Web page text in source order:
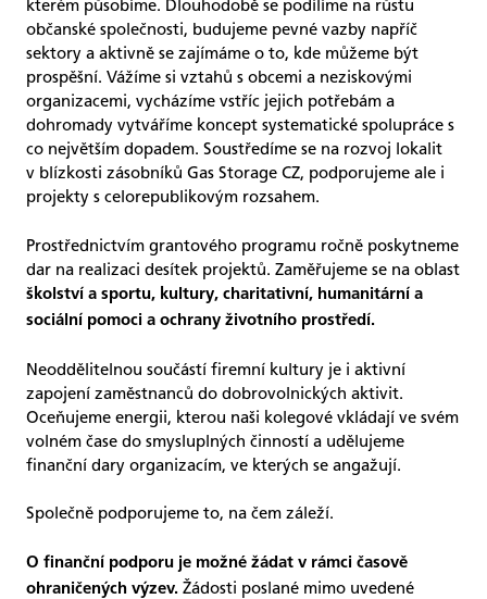
kterém působíme. Dlouhodobě se podílíme na růstu
občanské společnosti, budujeme pevné vazby napříč
sektory a aktivně se zajímáme o to, kde můžeme být
prospěšní. Vážíme si vztahů s obcemi a neziskovými
organizacemi, vycházíme vstříc jejich potřebám a
dohromady vytváříme koncept systematické spolupráce s
co největším dopadem. Soustředíme se na rozvoj lokalit
v blízkosti zásobníků Gas Storage CZ, podporujeme ale i
projekty s celorepublikovým rozsahem.
Prostřednictvím grantového programu ročně poskytneme
dar na realizaci desítek projektů. Zaměřujeme se na oblast
školství a sportu, kultury, charitativní, humanitární a
sociální pomoci a ochrany životního prostředí.
Neoddělitelnou součástí firemní kultury je i aktivní
zapojení zaměstnanců do dobrovolnických aktivit.
Oceňujeme energii, kterou naši kolegové vkládají ve svém
volném čase do smysluplných činností a udělujeme
finanční dary organizacím, ve kterých se angažují.
Společně podporujeme to, na čem záleží.
O finanční podporu je možné žádat v rámci časově
ohraničených výzev. Žádosti poslané mimo uvedené